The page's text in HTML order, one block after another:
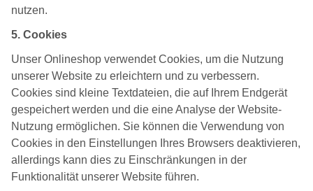
nutzen.
5. Cookies
Unser Onlineshop verwendet Cookies, um die Nutzung
unserer Website zu erleichtern und zu verbessern.
Cookies sind kleine Textdateien, die auf Ihrem Endgerät
gespeichert werden und die eine Analyse der Website-
Nutzung ermöglichen. Sie können die Verwendung von
Cookies in den Einstellungen Ihres Browsers deaktivieren,
allerdings kann dies zu Einschränkungen in der
Funktionalität unserer Website führen.